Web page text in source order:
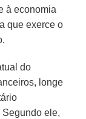
à economia
que exerce o
do
longe
Segundo ele,